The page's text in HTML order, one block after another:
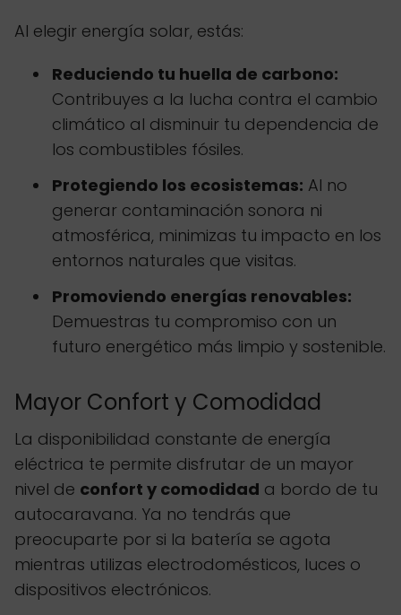
Al elegir energía solar, estás:
Reduciendo tu huella de carbono:
Contribuyes a la lucha contra el cambio
climático al disminuir tu dependencia de
los combustibles fósiles.
Protegiendo los ecosistemas: Al no
generar contaminación sonora ni
atmosférica, minimizas tu impacto en los
entornos naturales que visitas.
Promoviendo energías renovables:
Demuestras tu compromiso con un
futuro energético más limpio y sostenible.
Mayor Confort y Comodidad
La disponibilidad constante de energía
eléctrica te permite disfrutar de un mayor
nivel de confort y comodidad a bordo de tu
autocaravana. Ya no tendrás que
preocuparte por si la batería se agota
mientras utilizas electrodomésticos, luces o
dispositivos electrónicos.